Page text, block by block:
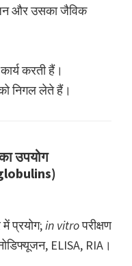
और उसका जैविक
करती हैं।
निगल लेते हैं।
उपयोग
में प्रयोग;in vitroपरीक्षण
ELISA, RIA।